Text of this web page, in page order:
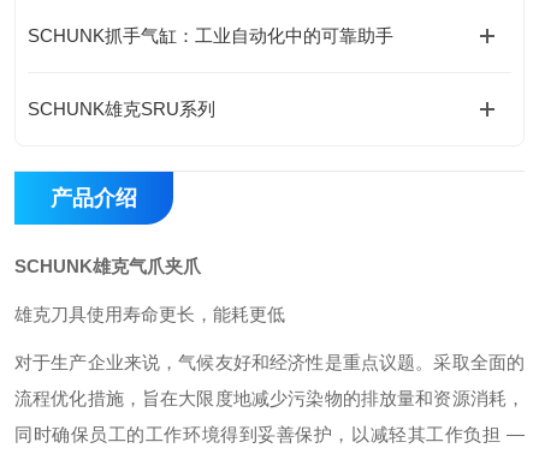
SCHUNK抓手气缸：工业自动化中的可靠助手
SCHUNK雄克SRU系列
产品介绍
SCHUNK雄克气爪夹爪
雄克刀具使用寿命更长，能耗更低
对于生产企业来说，气候友好和经济性是重点议题。采取全面的
流程优化措施，旨在大限度地减少污染物的排放量和资源消耗，
同时确保员工的工作环境得到妥善保护，以减轻其工作负担 —